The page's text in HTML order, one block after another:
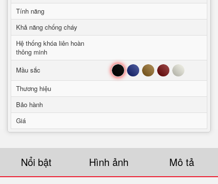
Tính năng
Khả năng chống cháy
Hệ thống khóa liên hoàn
thông minh
Mầu sắc
Đen Xanh Nâu Đỏ Trắng
Thương hiệu
Bảo hành
Giá
Nổi bật Hình ảnh Mô tả